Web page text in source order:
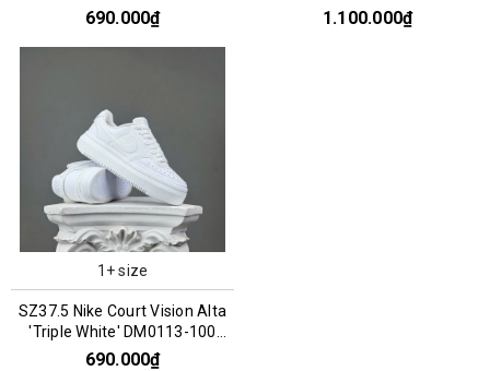
066813
690.000₫ 1.100.000₫
1+ size
SZ37.5 Nike Court Vision Alta
'Triple White' DM0113-100
066808
690.000₫